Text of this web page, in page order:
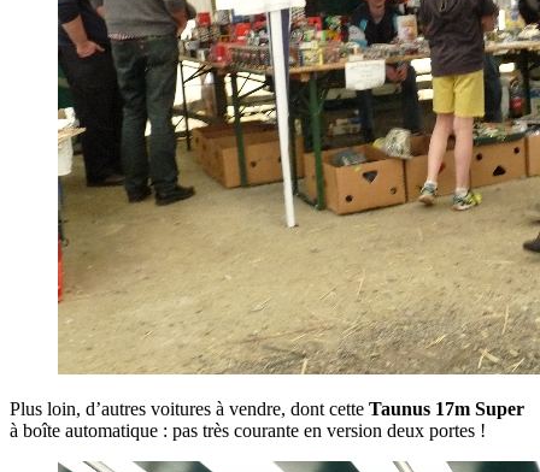
Plus loin, d’autres voitures à vendre, dont cette Taunus 17m Super
à boîte automatique : pas très courante en version deux portes !